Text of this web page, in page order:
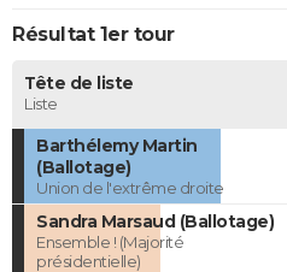
Résultat 1er tour
Tête de liste
Liste
Barthélemy Martin
(Ballotage)
Union de l'extrême droite
Sandra Marsaud (Ballotage)
Ensemble ! (Majorité
présidentielle)